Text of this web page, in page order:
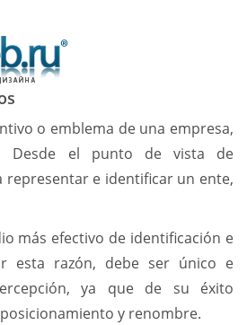
o emblema de una empresa,
Desde el punto de vista de
representar e identificar un ente,
más efectivo de identificación e
esta razón, debe ser único e
ya que de su éxito
y renombre.